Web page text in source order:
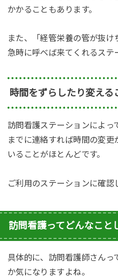
かかることもあります。
また、「経管栄養の管が抜け
急時に呼べば来てくれるステ
時間をずらしたり変える
訪問看護ステーションによっ
までに連絡すれば時間の変更
いることがほとんどです。
ご利用のステーションに確認
訪問看護ってどんなこと
具体的に、訪問看護師さんっ
か気になりますよね。